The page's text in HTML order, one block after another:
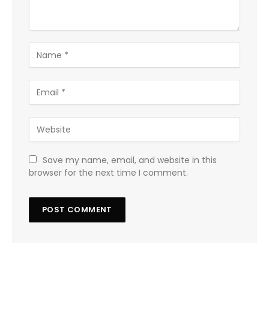
Save my name, email, and website in this
browser for the next time I comment.